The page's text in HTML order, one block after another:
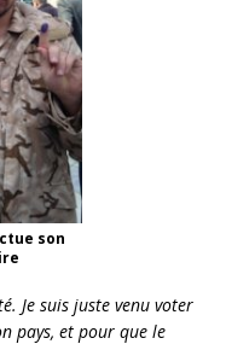
son
Je suis juste venu voter
pays, et pour que le